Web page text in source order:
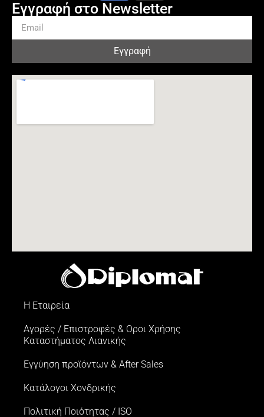
Η Εταιρεία
Αγορές / Επιστροφές & Oροι Xρήσης
Kαταστήματος Λιανικής
Εγγύηση προϊόντων & After Sales
Κατάλογοι Χονδρικής
Πολιτική Ποιότητας / ISO
Εγγραφή στο Newsletter
Εγγραφή